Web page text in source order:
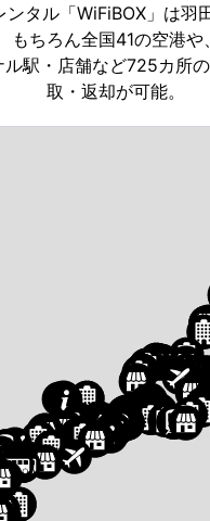
ンタル「WiFiBOX」は羽
もちろん全国41の空港や、
ル駅・店舗など725カ所
取・返却が可能。